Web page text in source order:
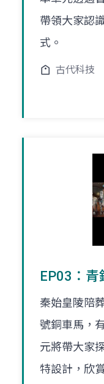
帶領大家認
式。
古代科技
EP03：青
秦始皇陵陪
號銅車馬，
元將帶大家
特設計，欣